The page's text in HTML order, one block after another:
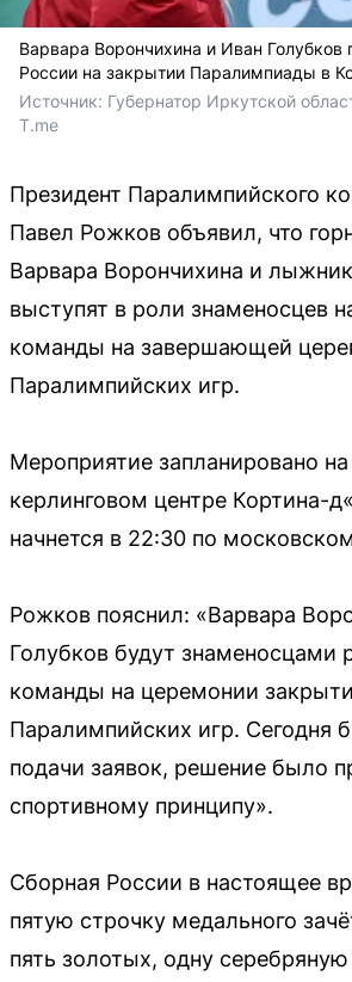
Варвара Ворончихина и Иван Голубков
России на закрытии Паралимпиады в
Источник: Губернатор Иркутской
T.me
Президент Паралимпийского
Павел Рожков объявил, что
Варвара Ворончихина и
выступят в роли знаменосцев
команды на завершающей
Паралимпийских игр.
Мероприятие запланировано
керлинговом центре Кортина-
начнется в 22:30 по
Рожков пояснил: «Варвара
Голубков будут знаменосцами
команды на церемонии
Паралимпийских игр. Сегодня
подачи заявок, решение было
спортивному принципу».
Сборная России в настоящее
пятую строчку медального
пять золотых, одну